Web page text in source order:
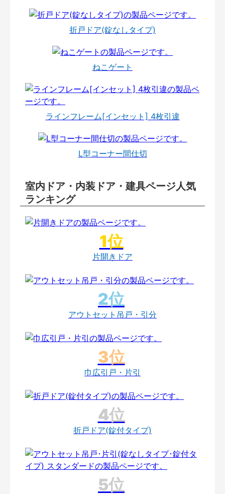
折戸ドア(錠なしタイプ)
ねこゲート
ラインフレーム[インセット] 4枚引違
L型コーナー間仕切
室内ドア・内装ドア・建具ページ人気
ランキング
片開きドア
アウトセット吊戸・引分
巾広引戸・片引
折戸ドア(錠付タイプ)